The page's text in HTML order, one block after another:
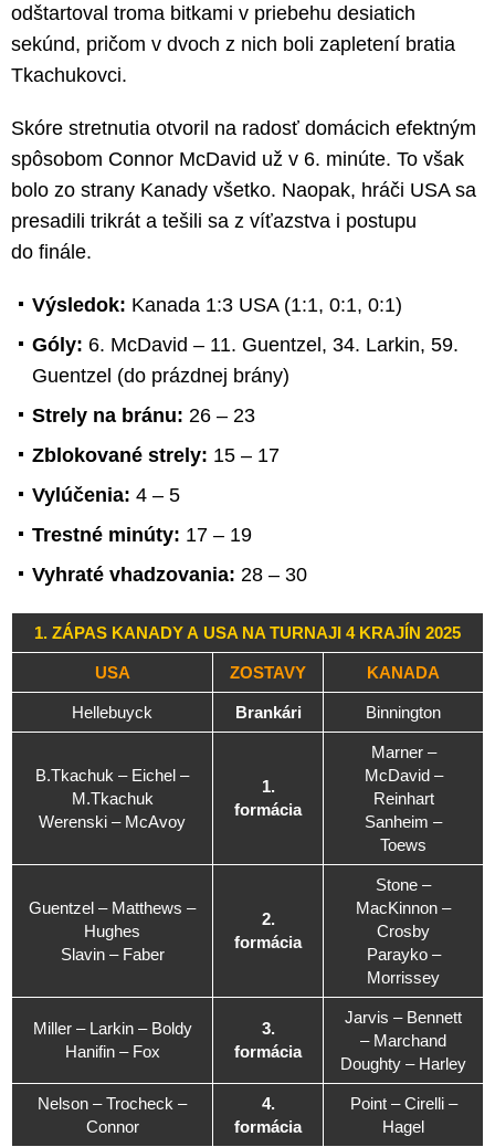
odštartoval troma bitkami v priebehu desiatich
sekúnd, pričom v dvoch z nich boli zapletení bratia
Tkachukovci.
Skóre stretnutia otvoril na radosť domácich efektným
spôsobom Connor McDavid už v 6. minúte. To však
bolo zo strany Kanady všetko. Naopak, hráči USA sa
presadili trikrát a tešili sa z víťazstva i postupu
do finále.
Výsledok: Kanada 1:3 USA (1:1, 0:1, 0:1)
Góly: 6. McDavid – 11. Guentzel, 34. Larkin, 59.
Guentzel (do prázdnej brány)
Strely na bránu: 26 – 23
Zblokované strely: 15 – 17
Vylúčenia: 4 – 5
Trestné minúty: 17 – 19
Vyhraté vhadzovania: 28 – 30
1. ZÁPAS KANADY A USA NA TURNAJI 4 KRAJÍN 2025
USA ZOSTAVY KANADA
Hellebuyck Brankári Binnington
B.Tkachuk – Eichel –
M.Tkachuk
Werenski – McAvoy
1.
formácia
Marner –
McDavid –
Reinhart
Sanheim –
Toews
Guentzel – Matthews –
Hughes
Slavin – Faber
2.
formácia
Stone –
MacKinnon –
Crosby
Parayko –
Morrissey
Miller – Larkin – Boldy
Hanifin – Fox
3.
formácia
Jarvis – Bennett
– Marchand
Doughty – Harley
Nelson – Trocheck –
Connor
4.
formácia
Point – Cirelli –
Hagel